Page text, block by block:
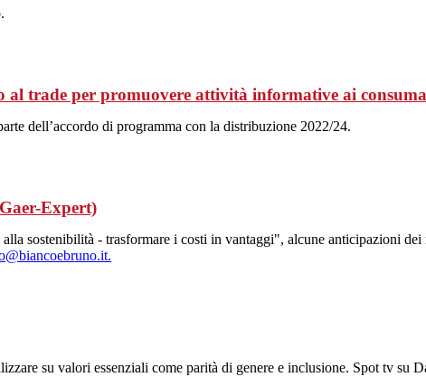
al trade per promuovere attività informative ai
dell’accordo di programma con la distribuzione 2022/24.
Expert)
sostenibilità - trasformare i costi in vantaggi", alcune anticipazioni
su valori essenziali come parità di genere e inclusione. Spot tv su